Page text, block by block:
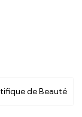
de Beauté